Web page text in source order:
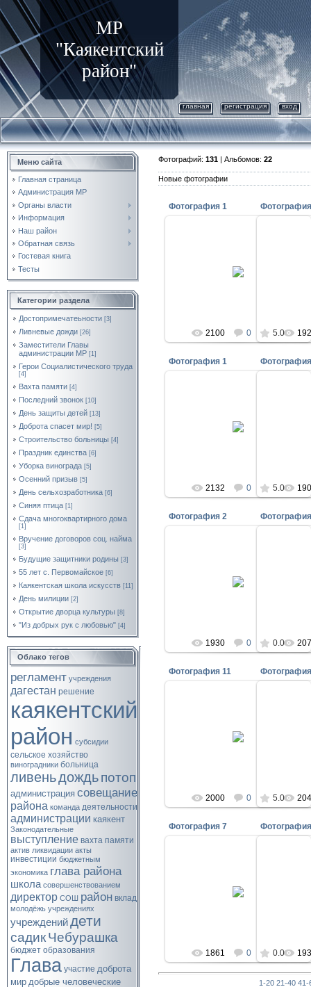
МР
"Каякентский
район"
главная регистрация вход
Меню сайта
Главная страница
Администрация МР
Органы власти
Информация
Наш район
Обратная связь
Гостевая книга
Тесты
Категории раздела
Достопримечатеьности [3]
Ливневые дожди [26]
Заместители Главы
администрации МР [1]
Герои Социалистического труда
[4]
Вахта памяти [4]
Последний звонок [10]
День защиты детей [13]
Доброта спасет мир! [5]
Строительство больницы [4]
Праздник единства [6]
Уборка винограда [5]
Осенний призыв [5]
День сельхозработника [6]
Синяя птица [1]
Сдача многоквартирного дома
[1]
Вручение договоров соц. найма
[3]
Будущие защитники родины [3]
55 лет с. Первомайское [6]
Каякентская школа искусств [11]
День милиции [2]
Открытие дворца культуры [8]
"Из добрых рук с любовью" [4]
Облако тегов
регламент учреждения
дагестан решение
каякентский
район субсидии
сельское хозяйство
виноградники больница
ливеньдождьпотоп
администрация совещание
района команда деятельности
администрации каякент
Законодательные
выступление вахта памяти
актив ликвидации акты
инвестиции бюджетным
экономика глава района
школа совершенствованием
директор СОШ район вклад
молодёжь учреждениях
учрежденийдети
садикЧебурашка
бюджет образования
Глава участие доброта
мир добрые человеческие
Фотографий: 131 | Альбомов: 22
Новые фотографии
Фотография 1
фото1
2100 0 5.0
Фотография 1
Разговор с главврачом
2132 0 5.0
Фотография 2
Доброта спасет мир!
1930 0 0.0
Фотография 11
д\с. Чебурашка
2000 0 5.0
Фотография 7
д\с. Чебурашка
1861 0 0.0
1-20 21-40 41-